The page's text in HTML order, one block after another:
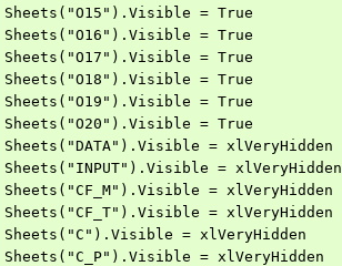
Sheets("O15").Visible = True
Sheets("O16").Visible = True
Sheets("O17").Visible = True
Sheets("O18").Visible = True
Sheets("O19").Visible = True
Sheets("O20").Visible = True
Sheets("DATA").Visible = xlVeryHidden
Sheets("INPUT").Visible = xlVeryHidden
Sheets("CF_M").Visible = xlVeryHidden
Sheets("CF_T").Visible = xlVeryHidden
Sheets("C").Visible = xlVeryHidden
Sheets("C_P").Visible = xlVeryHidden